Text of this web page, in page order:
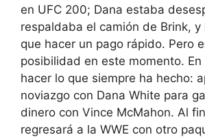
en UFC 200; Dana estaba
respaldaba el camión de Brink, y
que hacer un pago rápido. Pero
posibilidad en este momento. En
hacer lo que siempre ha hecho:
noviazgo con Dana White para
dinero con Vince McMahon. Al
regresará a la WWE con otro